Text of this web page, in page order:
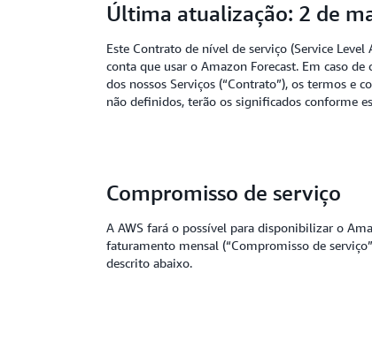
Última atualização: 2 de
Este Contrato de nível de serviço (Service
conta que usar o Amazon Forecast. Em caso
dos nossos Serviços (“Contrato”), os termos e
não definidos, terão os significados conforme
Compromisso de serviço
A AWS fará o possível para disponibilizar o
faturamento mensal (“Compromisso de
descrito abaixo.